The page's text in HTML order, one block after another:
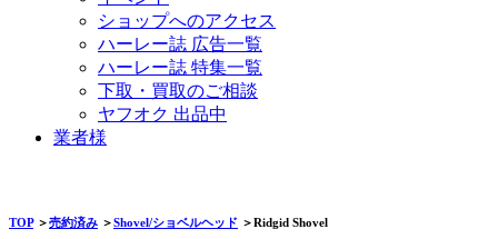
ショップへのアクセス
ハーレー誌 広告一覧
ハーレー誌 特集一覧
下取・買取のご相談
ヤフオク 出品中
業者様
TOP＞売約済み ＞Shovel/ショベルヘッド ＞Ridgid Shovel